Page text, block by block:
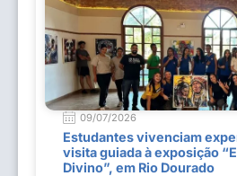
09/07/2026
Estudantes vivenciam
visita guiada à exposição
Divino”, em Rio Dourado